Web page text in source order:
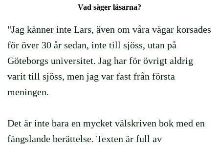
Vad säger läsarna?
"Jag känner inte Lars, även om våra vägar korsades
för över 30 år sedan, inte till sjöss, utan på
Göteborgs universitet. Jag har för övrigt aldrig
varit till sjöss, men jag var fast från första
meningen.
Det är inte bara en mycket välskriven bok med en
fängslande berättelse. Texten är full av